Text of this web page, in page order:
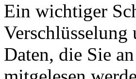
Ein wichtiger
Verschlüsselung
Daten, die Sie